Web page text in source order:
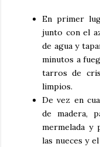
En primer
junto con el
de agua y
minutos a
tarros de
limpios.
De vez en
de madera,
mermelada y
las nueces y